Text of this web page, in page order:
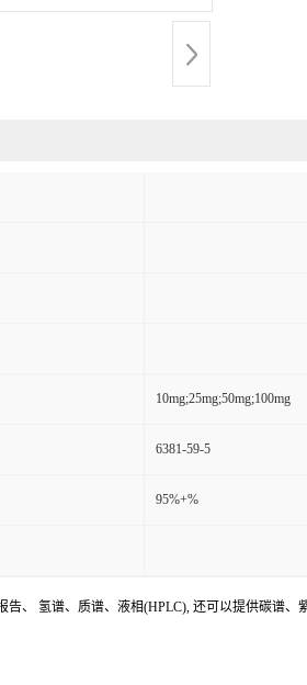
10mg;25mg;50mg;100mg
6381-59-5
95%+%
告、 氢谱、质谱、液相(HPLC), 还可以提供碳谱